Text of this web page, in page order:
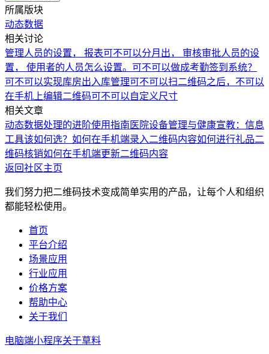
所属版块
动态数据
相关讨论
管理人员的设置， 报表可不可以分月出， 审核审批人员的设
置， 使用者的人员怎么设置。 可不可以做成考勤签到系统？
可不可以实现库房出入库管理可不可以扫二维码之后，不可以
在手机上编辑二维码可不可以自定义尺寸
相关文章
动态数据处理的进阶使用指南 医院设备管理与健康宣教：信息
工具该如何选？ 如何在手机端录入二维码内容如何进行礼品二
维码核销如何在手机端更新二维码内容
返回社区主页
我们努力把二维码技术变成简单实用的产品，让每个人和组织
都能轻松使用。
首页
平台介绍
场景应用
行业应用
价格方案
帮助中心
关于我们
电脑端小程序关于草料